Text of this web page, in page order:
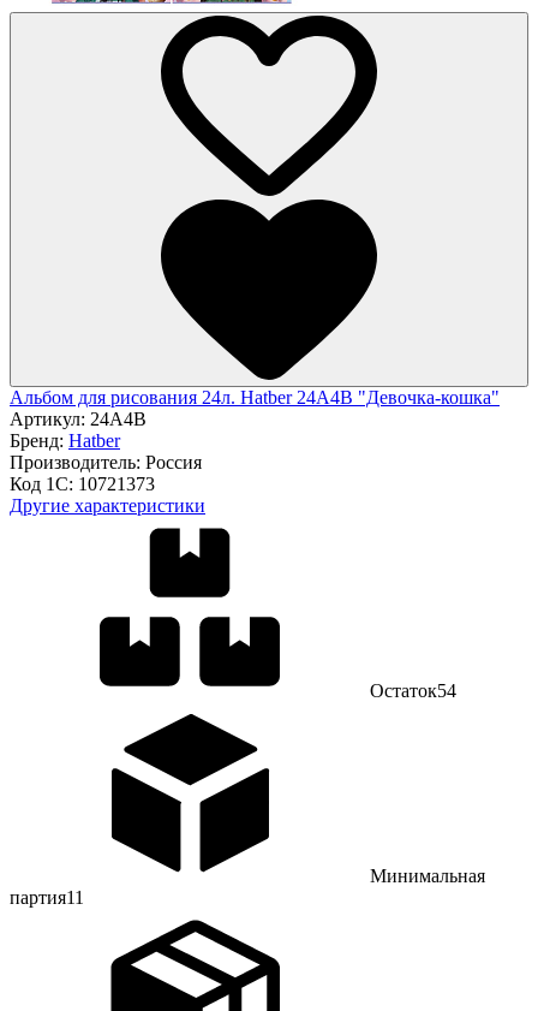
Альбом для рисования 24л. Hatber 24А4В "Девочка-кошка"
Артикул: 24А4В
Бренд: Hatber
Производитель: Россия
Код 1С: 10721373
Другие характеристики
Остаток54
Минимальная
партия11